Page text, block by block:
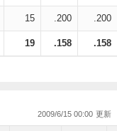
15 .200 .200
19 .158 .158
2009/6/15 00:00